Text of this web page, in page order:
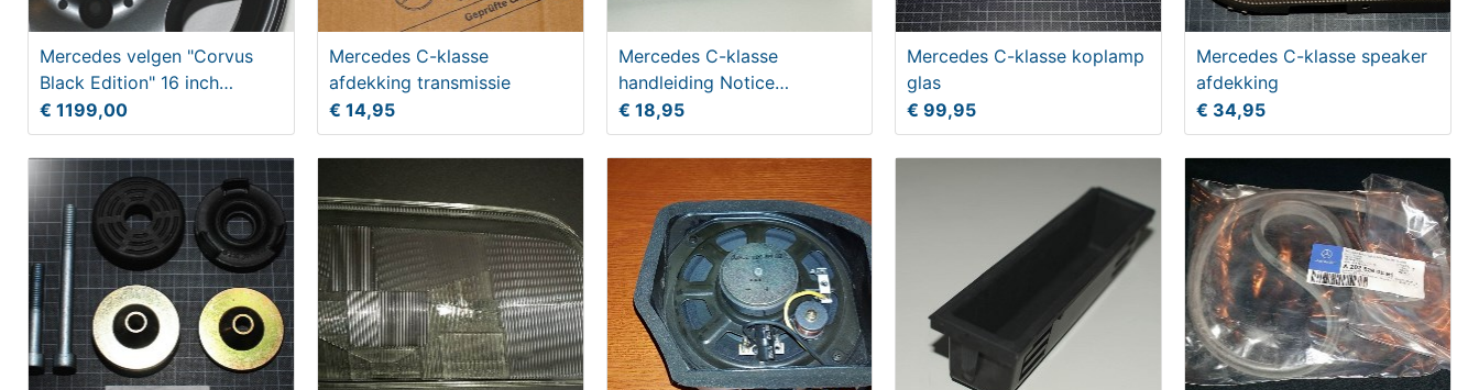
Mercedes velgen "Corvus
Black Edition" 16 inch
breedset
€ 1199,00
Mercedes C-klasse
afdekking transmissie
€ 14,95
Mercedes C-klasse
handleiding Notice
d'entretien
€ 18,95
Mercedes C-klasse koplamp
glas
€ 99,95
Mercedes C-klasse speaker
afdekking
€ 34,95